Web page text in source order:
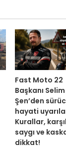
Fast Moto 22
Başkanı Selim
Şen’den
hayati
Kurallar,
saygı ve
dikkat!